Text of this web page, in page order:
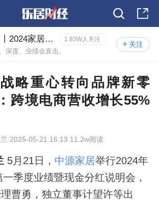
关注
实时更新丨2024家居年报风云 1.83W人关注
深度、业绩会直击。
略重心转向品牌新零
跨境电商营收增长55%
2025-05-21 16:13 11.2w阅读
5月21日， 中源家居举行2024年
季度业绩暨现金分红说明会，
曹勇，独立董事计望许等出